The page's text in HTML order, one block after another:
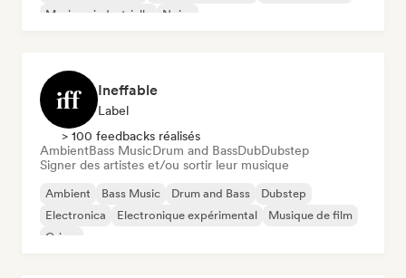
Musique industrielle
Noise
Ineffable
Label
> 100 feedbacks réalisés
AmbientBass MusicDrum and BassDubDubstep
Signer des artistes et/ou sortir leur musique
Ambient Bass Music Drum and Bass
Dubstep
Electronica
Electronique expérimental
Musique de film
Grime